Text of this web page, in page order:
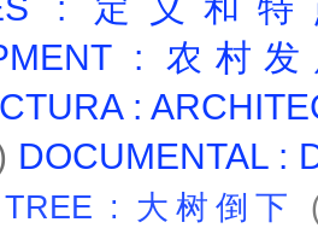
: 定义和
: 农村
:
DOCUMENTAL :
TREE : 大树倒下